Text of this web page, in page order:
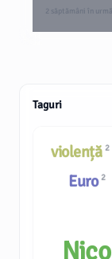
2 săptămâni în urmă
Taguri
Euro 2
violență 2